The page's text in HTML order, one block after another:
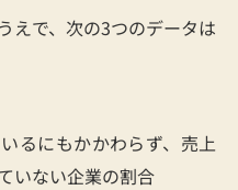
えで、次の3つのデータは
るにもかかわらず、売上
いない企業の割合